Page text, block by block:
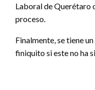
Laboral de Querétaro
proceso.
Finalmente, se tiene
finiquito si este no ha